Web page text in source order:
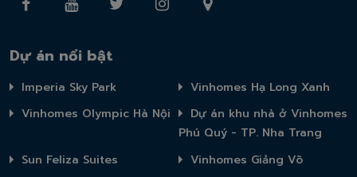
Dự án nổi bật
Imperia Sky Park
Vinhomes Hạ Long Xanh
Vinhomes Olympic Hà Nội
Dự án khu nhà ở Vinhomes
Phú Quý - TP. Nha Trang
Sun Feliza Suites
Vinhomes Giảng Võ